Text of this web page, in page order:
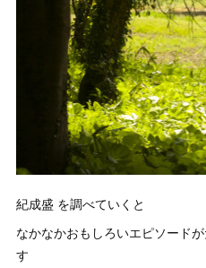
紀成盛 を調べていくと
なかなかおもしろいエピソード
す